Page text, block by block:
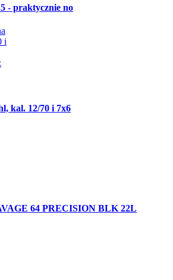
- praktycznie no
kal. 12/70 i 7x6
64 PRECISION BLK 22L